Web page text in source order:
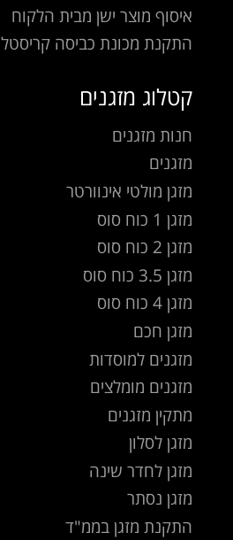
איסוף מוצר ישן מבית הלקוח
התקנת מכונת כביסה קריסטל
קטלוג מזגנים
חנות מזגנים
מזגנים
מזגן מולטי אינוורטר
מזגן 1 כוח סוס
מזגן 2 כוח סוס
מזגן 3.5 כוח סוס
מזגן 4 כוח סוס
מזגן חכם
מזגנים למוסדות
מזגנים מומלצים
מתקין מזגנים
מזגן לסלון
מזגן לחדר שינה
מזגן נסתר
התקנת מזגן בממ"ד